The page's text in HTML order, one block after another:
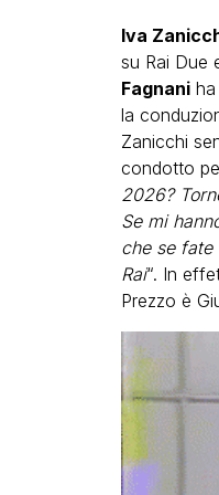
Iva
su Rai Due
Fagnaniha
la
Zanicchi
condotto
2026?
Se mi
che se
Rai“. In
Prezzo è